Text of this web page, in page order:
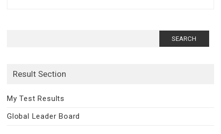
Result Section
My Test Results
Global Leader Board